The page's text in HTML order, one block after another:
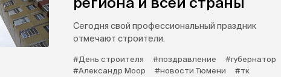
Сегодня свой профессиональный праздник
отмечают строители.
#День строителя #поздравление
#губернатор
#Александр Моор
#новости Тюмени #тк